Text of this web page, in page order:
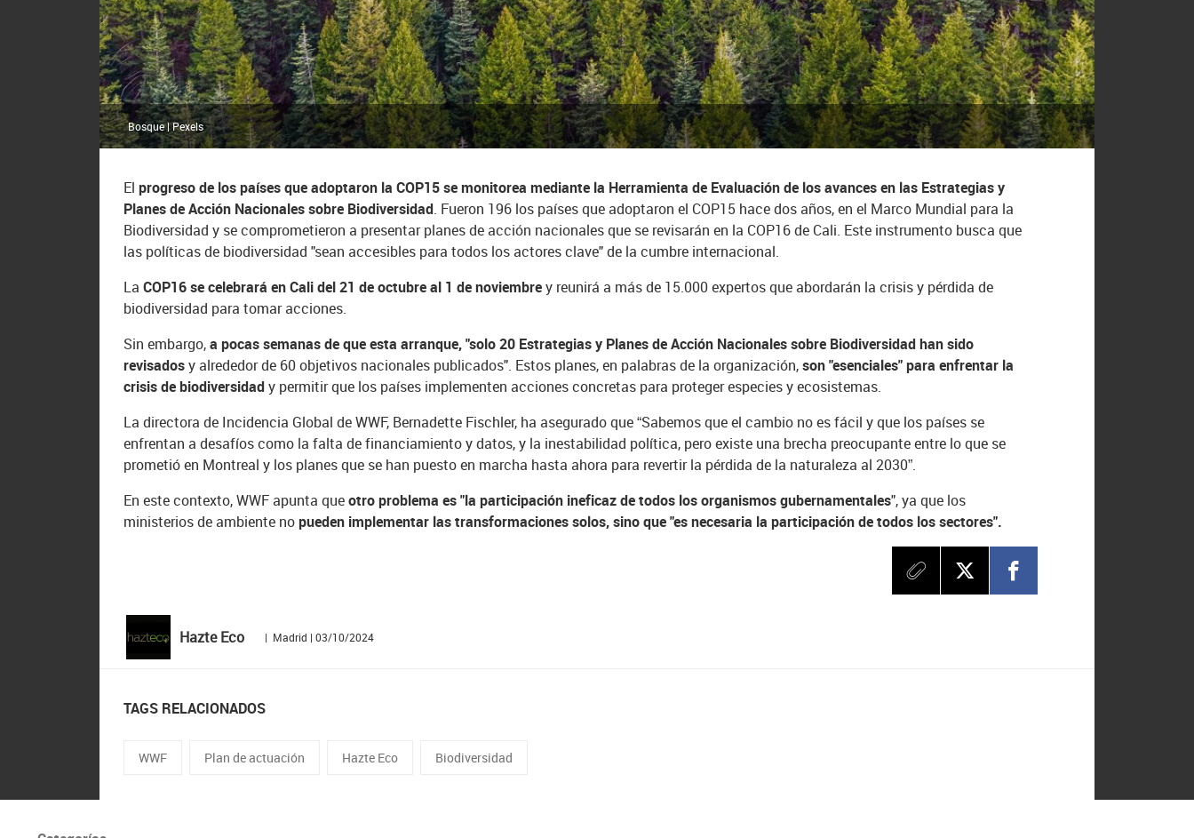
Bosque | Pexels
Elprogreso de los países que adoptaron la COP15 se monitorea mediante la Herramienta de Evaluación de los avances en las Estrategias y
Planes de Acción Nacionales sobre Biodiversidad. Fueron 196 los países que adoptaron el COP15 hace dos años, en el Marco Mundial para la
Biodiversidad y se comprometieron a presentar planes de acción nacionales que se revisarán en la COP16 de Cali. Este instrumento busca que
las políticas de biodiversidad "sean accesibles para todos los actores clave" de la cumbre internacional.
LaCOP16 se celebrará en Cali del 21 de octubre al 1 de noviembrey reunirá a más de 15.000 expertos que abordarán la crisis y pérdida de
biodiversidad para tomar acciones.
Sin embargo,a pocas semanas de que esta arranque, "solo 20 Estrategias y Planes de Acción Nacionales sobre Biodiversidad han sido
revisadosy alrededor de 60 objetivos nacionales publicados". Estos planes, en palabras de la organización,son "esenciales" para enfrentar la
crisis de biodiversidady permitir que los países implementen acciones concretas para proteger especies y ecosistemas.
La directora de Incidencia Global de WWF, Bernadette Fischler, ha asegurado que “Sabemos que el cambio no es fácil y que los países se
enfrentan a desafíos como la falta de financiamiento y datos, y la inestabilidad política, pero existe una brecha preocupante entre lo que se
prometió en Montreal y los planes que se han puesto en marcha hasta ahora para revertir la pérdida de la naturaleza al 2030”.
En este contexto, WWF apunta queotro problema es "la participación ineficaz de todos los organismos gubernamentales", ya que los
ministerios de ambiente nopueden implementar las transformaciones solos, sino que "es necesaria la participación de todos los sectores".
Hazte Eco | Madrid | 03/10/2024
TAGS RELACIONADOS
WWF Plan de actuación Hazte Eco Biodiversidad